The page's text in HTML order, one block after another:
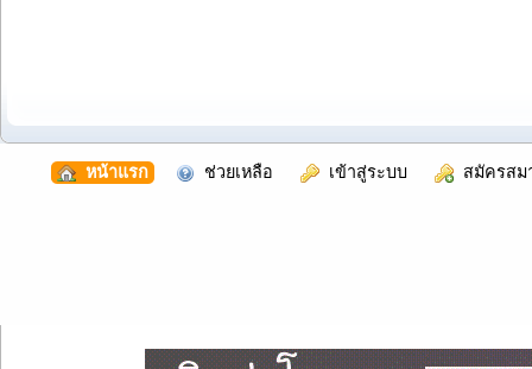
หน้าแรก ช่วยเหลือ เข้าสู่ระบบ สมัครสม